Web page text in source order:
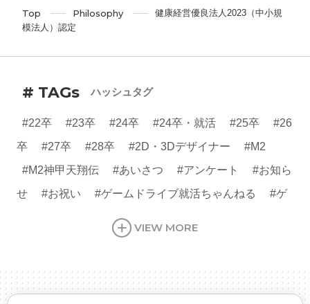
Top Philosophy
健康経営優良法人2023（中小規
模法人）認定
# TAGs ハッシュタグ
#22卒 #23卒 #24卒 #24卒・就活 #25卒
#26
卒
#27卒 #28卒 #2D・3Dデザイナー
#M2
#M2神甲天翔伝
#あいさつ #アンケート
#お知ら
せ
#お祝い #ゲームドライブ就活ちゃんねる
#ゲ
#ゲーム開発
#シフォンめし
デザイナー
#プランナー #プログラマー
#プログ
VIEW MORE